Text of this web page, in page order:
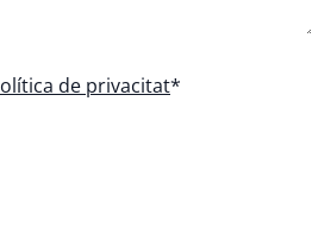
de privacitat*